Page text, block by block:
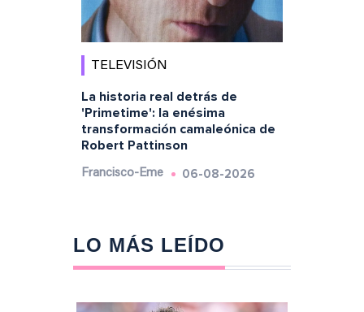
TELEVISIÓN
La historia real detrás de
'Primetime': la enésima
transformación camaleónica de
Robert Pattinson
Francisco-Eme 06-08-2026
LO MÁS LEÍDO